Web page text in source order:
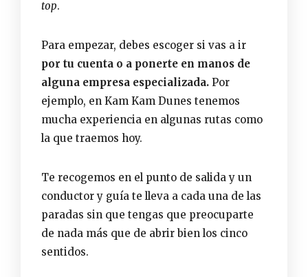
top.
Para empezar, debes escoger si vas a ir
por tu cuenta o a ponerte en manos de
alguna empresa especializada. Por
ejemplo, en Kam Kam Dunes tenemos
mucha experiencia en algunas rutas como
la que traemos hoy.
Te recogemos en el punto de salida y un
conductor y guía te lleva a cada una de las
paradas sin que tengas que preocuparte
de nada más que de abrir bien los cinco
sentidos.